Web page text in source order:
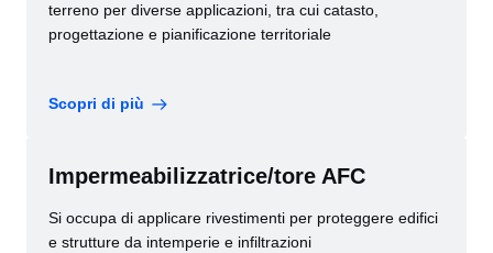
terreno per diverse applicazioni, tra cui catasto,
progettazione e pianificazione territoriale
Scopri di più
Impermeabilizzatrice/tore AFC
Si occupa di applicare rivestimenti per proteggere edifici
e strutture da intemperie e infiltrazioni